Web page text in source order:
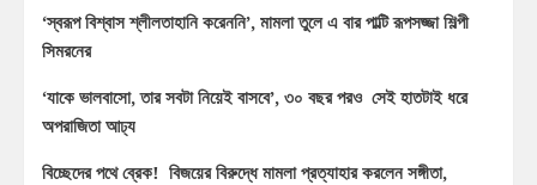
‘স্বরূপ বিশ্বাস শ্লীলতাহানি করেননি’, মামলা তুলে এ বার পাল্টি রূপসজ্জা শিল্পী
সিমরনের
‘যাকে ভালবাসো, তার সবটা নিয়েই বাসবে’, ৩০ বছর পরও সেই হাতটাই ধরে
অপরাজিতা আঢ্য
বিচ্ছেদের পথে ব্রেক! বিজয়ের বিরুদ্ধে মামলা প্রত্যাহার করলেন সঙ্গীতা,